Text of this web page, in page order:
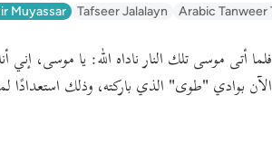
Muyassar Tafseer Jalalayn Arabic Tanweer
فلما أتى موسى تلك النار ناداه الله: يا موسى، إني
الآن بوادي "طوى" الذي باركته، وذلك استعدادًا